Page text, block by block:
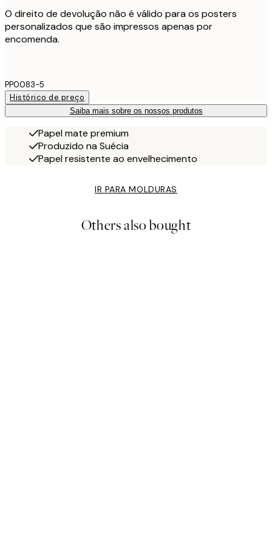
O direito de devolução não é válido para os posters
personalizados que são impressos apenas por
encomenda.
PP0083-5
Histórico de preço
Saiba mais sobre os nossos produtos
Papel mate premium
Produzido na Suécia
Papel resistente ao envelhecimento
IR PARA MOLDURAS
Others also bought